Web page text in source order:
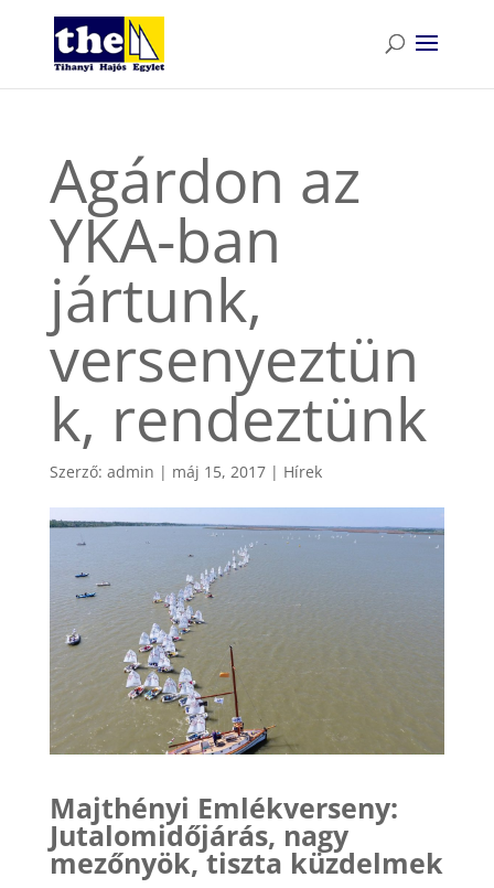
Agárdon az
YKA-ban
jártunk,
versenyeztün
k, rendeztünk
Szerző: admin | máj 15, 2017| Hírek
Majthényi Emlékverseny:
Jutalomidőjárás, nagy
mezőnyök, tiszta küzdelmek